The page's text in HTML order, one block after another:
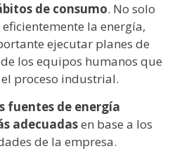
de consumo. No solo
la energía,
ejecutar planes de
los equipos humanos que
proceso industrial.
fuentes de energía
adecuadasen base a los
de la empresa.